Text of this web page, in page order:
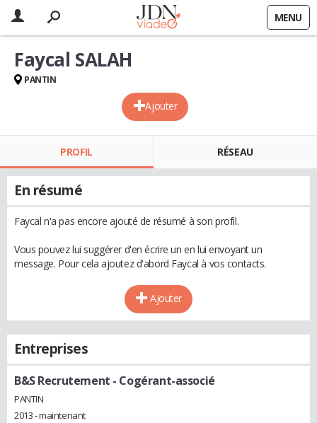
MENU
Ajouter
Faycal SALAH
PANTIN
PROFIL RÉSEAU
En résumé
Faycal n'a pas encore ajouté de résumé à son profil.
Vous pouvez lui suggérer d'en écrire un en lui envoyant un
message. Pour cela ajoutez d'abord Faycal à vos contacts.
Ajouter
Entreprises
B&S Recrutement - Cogérant-associé
PANTIN
2013 - maintenant